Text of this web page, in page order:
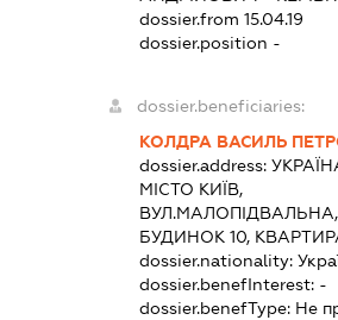
dossier.from 15.04.19
dossier.position -
dossier.beneficiaries:
КОЛДРА ВАСИЛЬ
dossier.address:
МІСТО КИЇВ,
ВУЛ.МАЛОПІДВАЛЬНА,
БУДИНОК 10,
dossier.nationality:
dossier.benefInterest: -
dossier.benefType: Не